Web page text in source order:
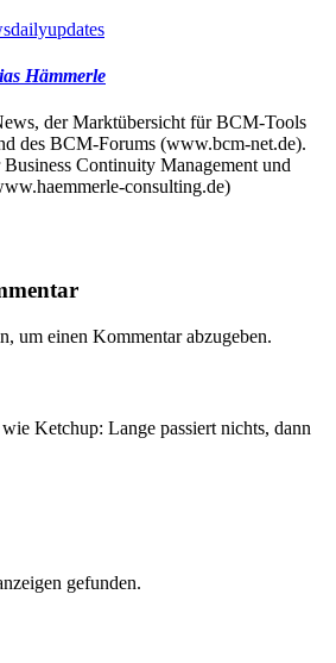
Hämmerle
der Marktübersicht für BCM-Tools
des BCM-Forums (www.bcm-net.de).
Continuity Management und
consulting.de)
um einen Kommentar abzugeben.
Ketchup: Lange passiert nichts, dann
gefunden.